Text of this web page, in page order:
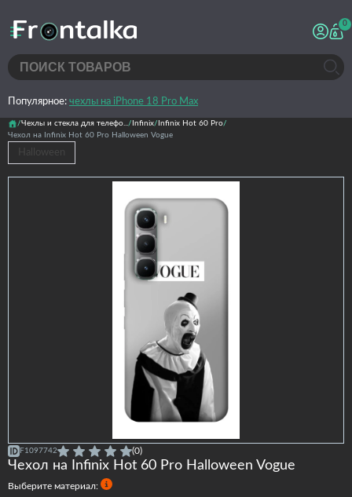
0
Популярное: чехлы на iPhone 18 Pro Max
Чехлы и стекла для телефо... Infinix
Infinix Hot 60 Pro
Чехол на Infinix Hot 60 Pro Halloween Vogue
Halloween
F1097742 (0)
Чехол на Infinix Hot 60 Pro Halloween Vogue
Выберите материал: